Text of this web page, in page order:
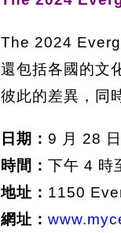
The 2024
還包括各國的文
彼此的差異，同
日期： 9 月 28 日
時間： 下午 4 時
地址： 1150
網址：